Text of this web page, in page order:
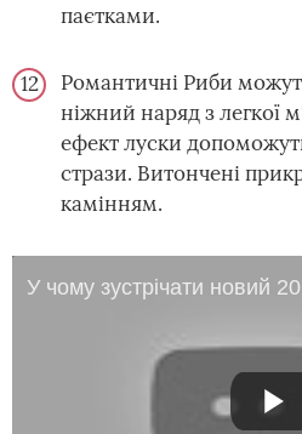
паєтками.
Романтичні Риби
ніжний наряд з легкої
ефект луски
стрази. Витончені
камінням.